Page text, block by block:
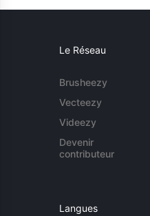
Le Réseau
Brusheezy
Vecteezy
Videezy
Devenir
contributeur
Langues